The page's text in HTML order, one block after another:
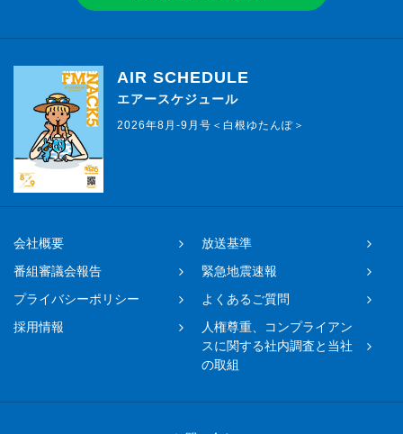
AIR SCHEDULE
エアースケジュール
2026年8月-9月号＜白根ゆたんぽ＞
会社概要
放送基準
番組審議会報告
緊急地震速報
プライバシーポリシー
よくあるご質問
採用情報
人権尊重、コンプライアン
スに関する社内調査と当社
の取組